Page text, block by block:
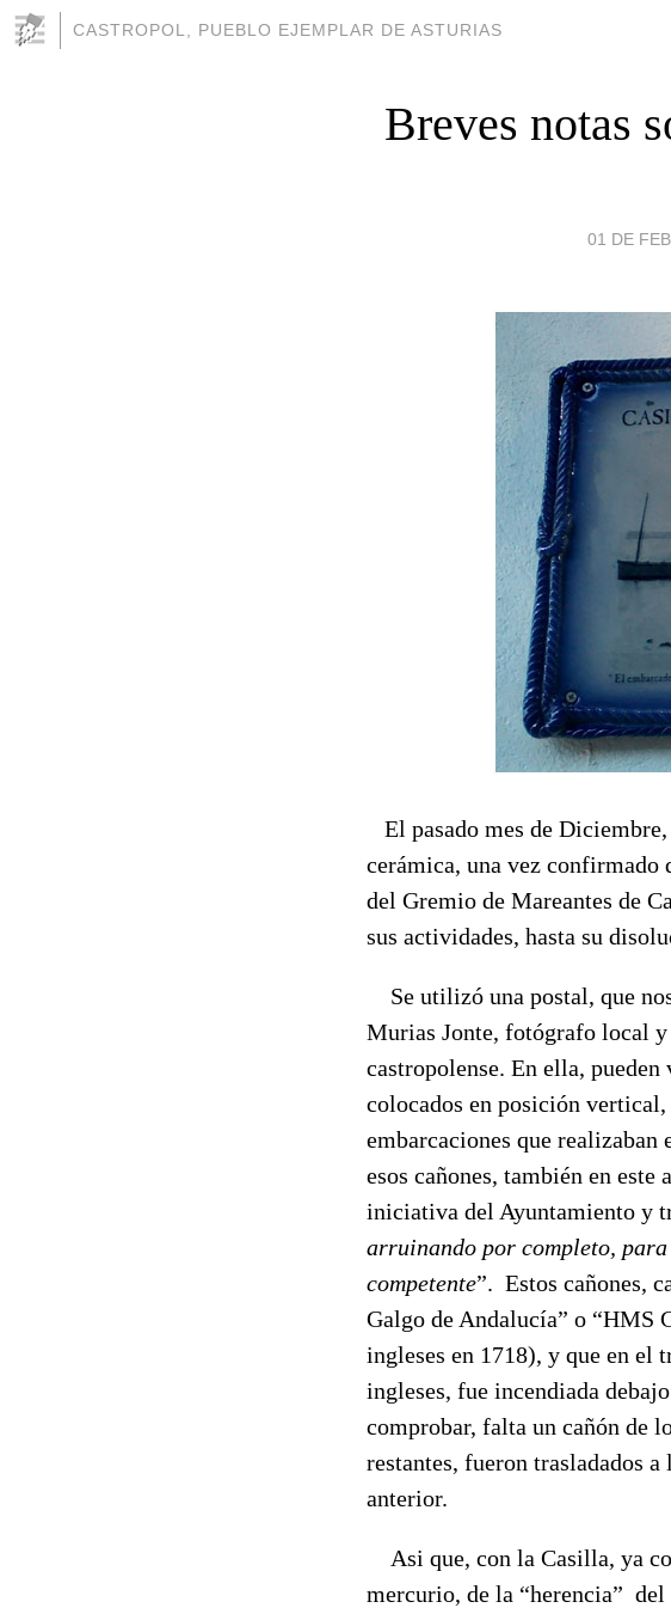
CASTROPOL, PUEBLO EJEMPLAR DE ASTURIAS
Breves notas
01 DE
El pasado mes de
cerámica, una vez
del Gremio de Mareantes de
sus actividades, hasta su
Se utilizó una postal, que
Murias Jonte, fotógrafo local
castropolense. En ella, pueden
colocados en posición vertical,
embarcaciones que realizaban
esos cañones, también en
iniciativa del Ayuntamiento y
arruinando por completo,
competente”. Estos cañones,
Galgo de Andalucía” o “HMS
ingleses en 1718), y que en el
ingleses, fue incendiada
comprobar, falta un cañón de
restantes, fueron trasladados a
anterior.
Asi que, con la Casilla, ya
mercurio, de la “herencia” del